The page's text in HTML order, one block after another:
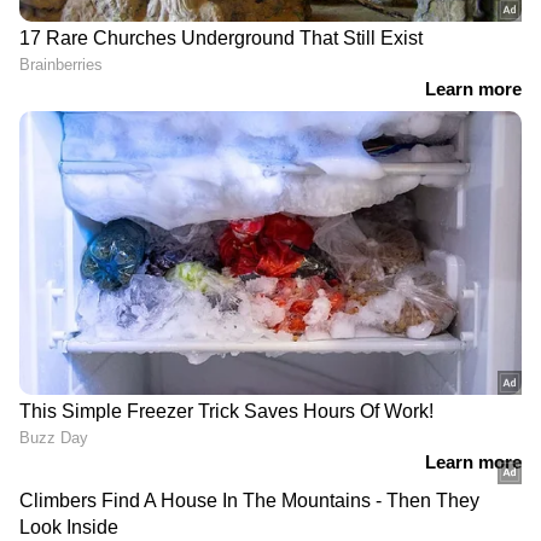
മാതാപിതാക്കളുടെ
സംരക്ഷണവും, സ്വന്തം
ഭാവിയും; പതറാതെ
നോക്കാം, സാമ്പത്തിക
തകർച്ച ഒഴിവാക്കാൻ
ചെയ്യേണ്ട കാര്യങ്ങൾ
ഒന്നിലധികം ഹെല്‍ത്ത്
ഇന്‍ഷുറന്‍സ്
പോളിസികളുണ്ടോ?
ആശുപത്രി ബില്‍ തുക
കൂടിയാല്‍ ക്ലെയിം
ചെയ്യേണ്ടത് എങ്ങനെ?